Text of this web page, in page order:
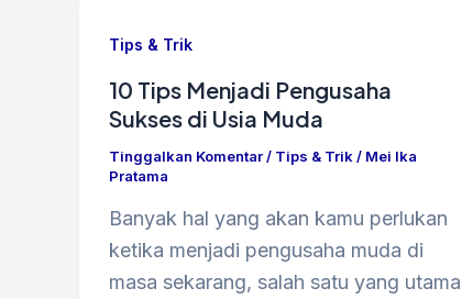
Tips & Trik
10 Tips Menjadi Pengusaha
Sukses di Usia Muda
Tinggalkan Komentar/ Tips & Trik / Mei Ika
Pratama
Banyak hal yang akan kamu perlukan
ketika menjadi pengusaha muda di
masa sekarang, salah satu yang utama